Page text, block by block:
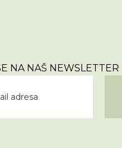
NA NAŠ NEWSLETTER